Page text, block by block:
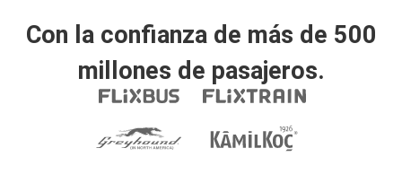
Con la confianza de más de 500
millones de pasajeros.